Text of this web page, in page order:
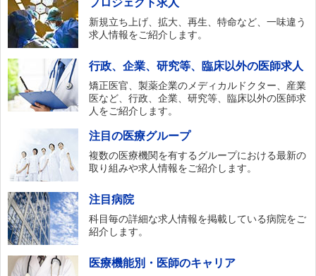
新規立ち上げ、拡大、再生、特命など、一味違う
求人情報をご紹介します。
行政、企業、研究等、臨床以外の医師求人
矯正医官、製薬企業のメディカルドクター、産業
医など、行政、企業、研究等、臨床以外の医師求
人をご紹介します。
注目の医療グループ
複数の医療機関を有するグループにおける最新の
取り組みや求人情報をご紹介します。
注目病院
科目毎の詳細な求人情報を掲載している病院をご
紹介します。
医療機能別・医師のキャリア